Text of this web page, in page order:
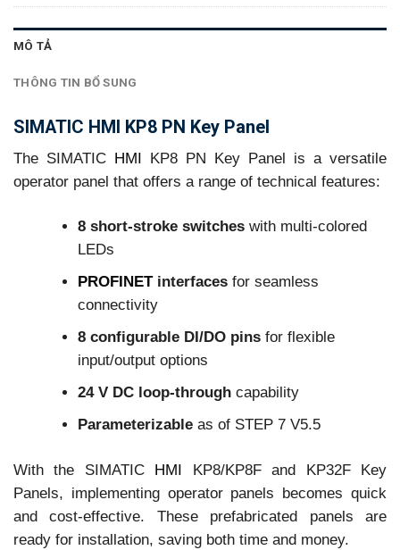
MÔ TẢ
THÔNG TIN BỔ SUNG
SIMATIC HMI KP8 PN Key Panel
The SIMATIC HMI KP8 PN Key Panel is a versatile
operator panel that offers a range of technical features:
8 short-stroke switcheswith multi-colored
LEDs
PROFINETinterfacesfor seamless
connectivity
8 configurable DI/DO pinsfor flexible
input/output options
24 V DC loop-throughcapability
Parameterizableas of STEP 7 V5.5
With the SIMATIC HMI
KP8/KP8F and KP32F Key
Panels, implementing operator panels becomes quick
and cost-effective. These prefabricated panels are
ready for installation, saving both time and money.